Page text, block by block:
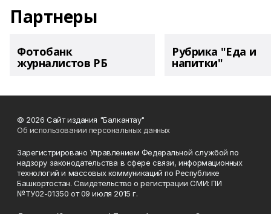
Партнеры
Фотобанк
журналистов РБ
Рубрика "Еда и
напитки"
© 2026 Сайт издания "Балкантау"
Об использовании персональных данных
Зарегистрировано Управлением Федеральной службой по
надзору законодательства в сфере связи, информационных
технологий и массовых коммуникаций по Республике
Башкортостан. Свидетельство о регистрации СМИ: ПИ
№ТУ02-01350 от 09 июля 2015 г.